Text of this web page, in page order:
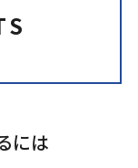
には